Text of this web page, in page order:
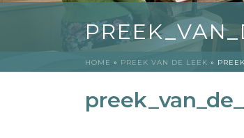
HOME » PREEK VAN DE LEEK »